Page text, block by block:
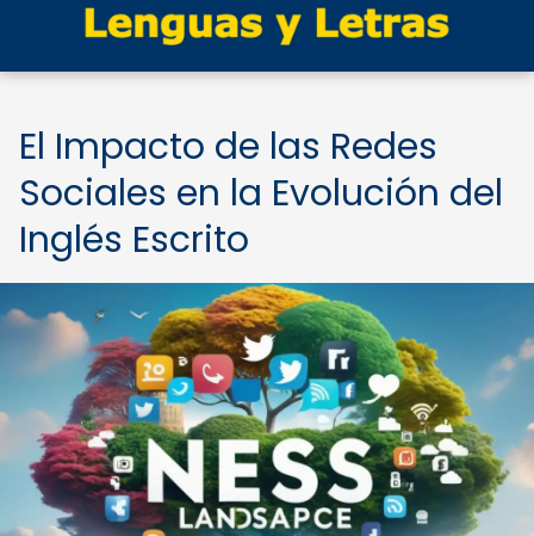
El Impacto de las Redes
Sociales en la Evolución del
Inglés Escrito